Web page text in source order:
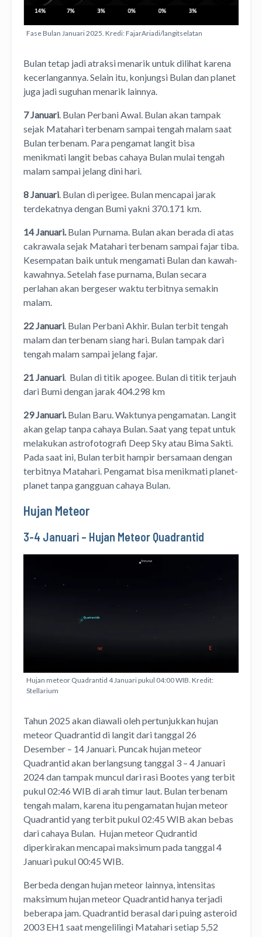
Fase Bulan Januari 2025. Kredi: FajarAriadi/langitselatan
Bulan tetap jadi atraksi menarik untuk dilihat karena
kecerlangannya. Selain itu, konjungsi Bulan dan planet
juga jadi suguhan menarik lainnya.
7 Januari . Bulan Perbani Awal. Bulan akan tampak
sejak Matahari terbenam sampai tengah malam saat
Bulan terbenam. Para pengamat langit bisa
menikmati langit bebas cahaya Bulan mulai tengah
malam sampai jelang dini hari.
8 Januari . Bulan di perigee. Bulan mencapai jarak
terdekatnya dengan Bumi yakni 370.171 km.
14 Januari. Bulan Purnama. Bulan akan berada di atas
cakrawala sejak Matahari terbenam sampai fajar tiba.
Kesempatan baik untuk mengamati Bulan dan kawah-
kawahnya. Setelah fase purnama, Bulan secara
perlahan akan bergeser waktu terbitnya semakin
malam.
22 Januari . Bulan Perbani Akhir. Bulan terbit tengah
malam dan terbenam siang hari. Bulan tampak dari
tengah malam sampai jelang fajar.
21 Januari . Bulan di titik apogee. Bulan di titik terjauh
dari Bumi dengan jarak 404.298 km
29 Januari. Bulan Baru. Waktunya pengamatan. Langit
akan gelap tanpa cahaya Bulan. Saat yang tepat untuk
melakukan astrofotografi Deep Sky atau Bima Sakti.
Pada saat ini, Bulan terbit hampir bersamaan dengan
terbitnya Matahari. Pengamat bisa menikmati planet-
planet tanpa gangguan cahaya Bulan.
Hujan Meteor
3-4 Januari – Hujan Meteor Quadrantid
Hujan meteor Quadrantid 4 Januari pukul 04:00 WIB. Kredit:
Stellarium
Tahun 2025 akan diawali oleh pertunjukkan hujan
meteor Quadrantid di langit dari tanggal 26
Desember – 14 Januari. Puncak hujan meteor
Quadrantid akan berlangsung tanggal 3 – 4 Januari
2024 dan tampak muncul dari rasi Bootes yang terbit
pukul 02:46 WIB di arah timur laut. Bulan terbenam
tengah malam, karena itu pengamatan hujan meteor
Quadrantid yang terbit pukul 02:45 WIB akan bebas
dari cahaya Bulan. Hujan meteor Qudrantid
diperkirakan mencapai maksimum pada tanggal 4
Januari pukul 00:45 WIB.
Berbeda dengan hujan meteor lainnya, intensitas
maksimum hujan meteor Quadrantid hanya terjadi
beberapa jam. Quadrantid berasal dari puing asteroid
2003 EH1 saat mengelilingi Matahari setiap 5,52